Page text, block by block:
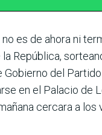
es de ahora ni
Repú­blica,
Gobierno del
en el Palacio
cercara a